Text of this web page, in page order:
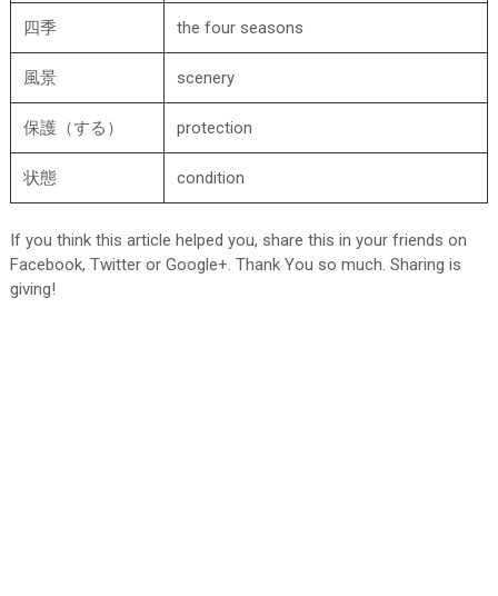
四季 the four seasons
風景 scenery
保護（する） protection
状態 condition
If you think this article helped you, share this in your friends on
Facebook, Twitter or Google+. Thank You so much. Sharing is
giving!